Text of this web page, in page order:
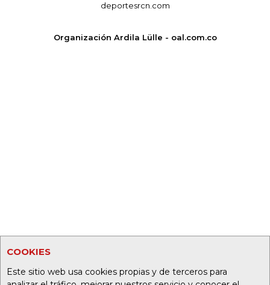
COOKIES
Este sitio web usa cookies propias y de terceros para
deportesrcn.com
Organización Ardila Lülle - oal.com.co